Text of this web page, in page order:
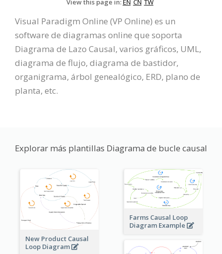
View this page in:EN CN TW
Visual Paradigm Online (VP Online) es un
software de diagramas online que soporta
Diagrama de Lazo Causal, varios gráficos, UML,
diagrama de flujo, diagrama de bastidor,
organigrama, árbol genealógico, ERD, plano de
planta, etc.
Explorar más plantillas Diagrama de bucle causal
New Product Causal
Loop Diagram
Farms Causal Loop
Diagram Example